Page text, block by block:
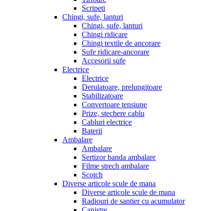
Scripeti
Chingi, sufe, lanturi
Chingi, sufe, lanturi
Chingi ridicare
Chingi textile de ancorare
Sufe ridicare-ancorare
Accesorii sufe
Electrice
Electrice
Derulatoare, prelungitoare
Stabilizatoare
Convertoare tensiune
Prize, stechere cablu
Cabluri electrice
Baterii
Ambalare
Ambalare
Sertizor banda ambalare
Filme strech ambalare
Scotch
Diverse articole scule de mana
Diverse articole scule de mana
Radiouri de santier cu acumulator